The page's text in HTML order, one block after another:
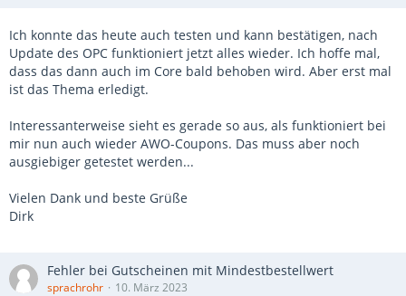
Ich konnte das heute auch testen und kann bestätigen, nach
Update des OPC funktioniert jetzt alles wieder. Ich hoffe mal,
dass das dann auch im Core bald behoben wird. Aber erst mal
ist das Thema erledigt.
Interessanterweise sieht es gerade so aus, als funktioniert bei
mir nun auch wieder AWO-Coupons. Das muss aber noch
ausgiebiger getestet werden...
Vielen Dank und beste Grüße
Dirk
Fehler bei Gutscheinen mit Mindestbestellwert
sprachrohr 10. März 2023